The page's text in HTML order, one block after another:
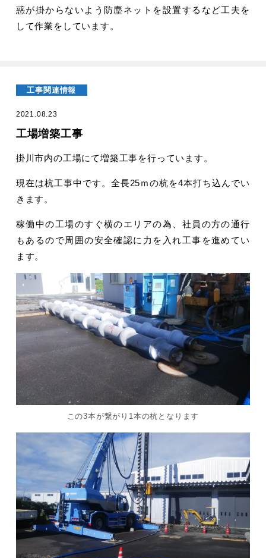
惑が掛からないよう防塵ネットを設置するなど工夫を
して作業をしています。
工事関連情報
2021.08.23
工場増築工事
掛川市内の工場にて増築工事を行っています。
現在は杭工事中です。全長25ｍの杭を4本打ち込んでい
きます。
稼働中の工場のすぐ横のエリアの為、社員の方の通行
もあるので周囲の安全確認に力を入れ工事を進めてい
ます。
この3本が繋がり1本の杭となります